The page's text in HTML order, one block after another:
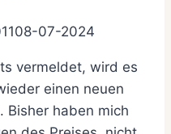
08-07-2024
vermeldet, wird es
einen neuen
Bisher haben mich